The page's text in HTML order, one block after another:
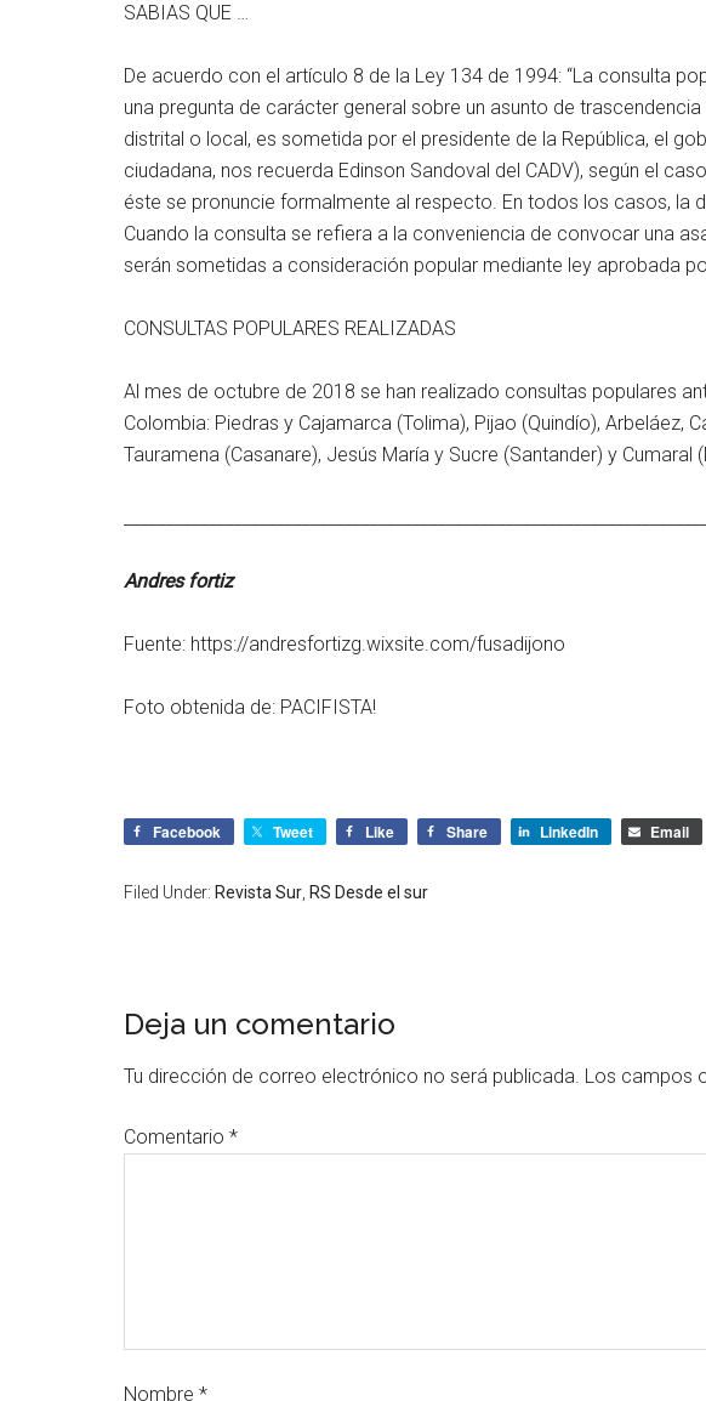
SABIAS QUE …
De acuerdo con el artículo 8 de la Ley 134 de 1994: “La consulta
una pregunta de carácter general sobre un asunto de
distrital o local, es sometida por el presidente de la República, el
ciudadana, nos recuerda Edinson Sandoval del CADV), según el
éste se pronuncie formalmente al respecto. En todos los casos, la
Cuando la consulta se refiera a la conveniencia de convocar una
serán sometidas a consideración popular mediante ley aprobada
CONSULTAS POPULARES REALIZADAS
Al mes de octubre de 2018 se han realizado consultas populares
Colombia: Piedras y Cajamarca (Tolima), Pijao (Quindío), Arbeláez,
Tauramena (Casanare), Jesús María y Sucre (Santander) y Cumaral
Andres fortiz
Fuente: https://andresfortizg.wixsite.com/fusadijono
Foto obtenida de: PACIFISTA!
Facebook Tweet Like Share LinkedIn Email
Filed Under: Revista Sur RS Desde el sur
Deja un comentario
Tu dirección de correo electrónico no será publicada. Los campos
Comentario *
Nombre *